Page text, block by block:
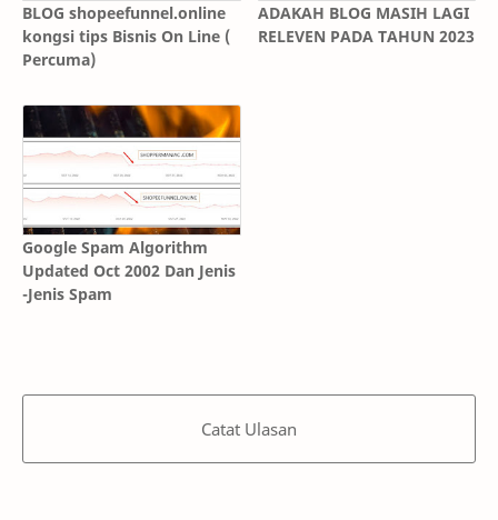
BLOG shopeefunnel.online
kongsi tips Bisnis On Line (
Percuma)
ADAKAH BLOG MASIH LAGI
RELEVEN PADA TAHUN 2023
Google Spam Algorithm
Updated Oct 2002 Dan Jenis
-Jenis Spam
Catat Ulasan